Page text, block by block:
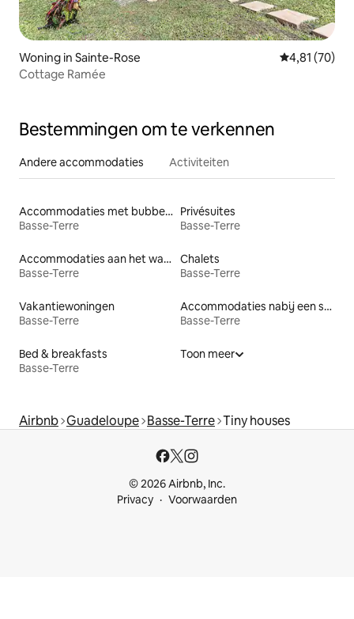
Woning in Sainte-Rose Gemiddelde
4,81 (70)
Cottage Ramée
Bestemmingen om te verkennen
Andere accommodaties Activiteiten
Accommodaties met bubbelbad
Basse-Terre
Privésuites
Basse-Terre
Accommodaties aan het water
Basse-Terre
Chalets
Basse-Terre
Vakantiewoningen
Basse-Terre
Accommodaties nabij een strand
Basse-Terre
Bed & breakfasts
Basse-Terre
Toon meer
Airbnb Guadeloupe Basse-Terre Tiny houses
© 2026 Airbnb, Inc.
Privacy
Voorwaarden